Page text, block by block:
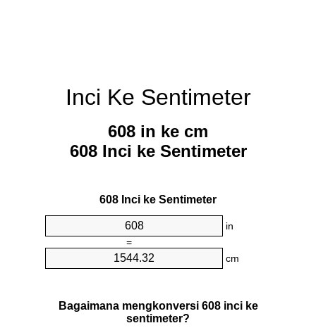
Inci Ke Sentimeter
608 in ke cm
608 Inci ke Sentimeter
608 Inci ke Sentimeter
in
=
cm
Bagaimana mengkonversi 608 inci ke
sentimeter?